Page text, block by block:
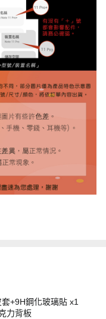
+9H鋼化玻璃貼 x1
力背板